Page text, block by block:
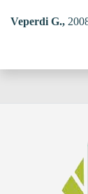
Veperdi G.,